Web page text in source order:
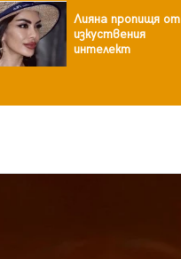
Лияна пропищя от
изкуствения
интелект